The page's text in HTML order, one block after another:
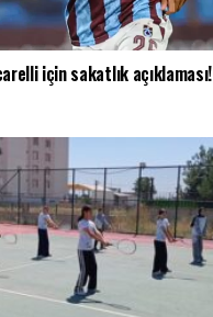
için sakatlık açıklaması!